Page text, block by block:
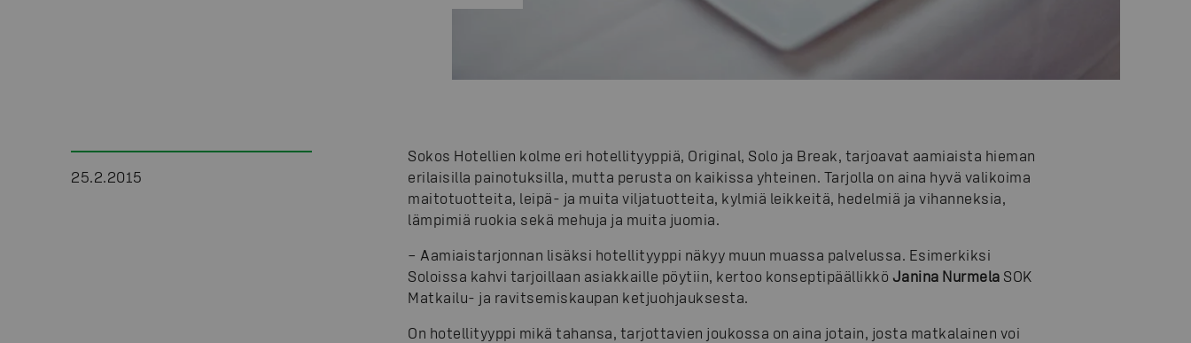
25.2.2015
Sokos Hotellien kolme eri hotellityyppiä, Original, Solo ja Break, tarjoavat aamiaista hieman
erilaisilla painotuksilla, mutta perusta on kaikissa yhteinen. Tarjolla on aina hyvä valikoima
maitotuotteita, leipä- ja muita viljatuotteita, kylmiä leikkeitä, hedelmiä ja vihanneksia,
lämpimiä ruokia sekä mehuja ja muita juomia.
– Aamiaistarjonnan lisäksi hotellityyppi näkyy muun muassa palvelussa. Esimerkiksi
Soloissa kahvi tarjoillaan asiakkaille pöytiin, kertoo konseptipäällikkö Janina Nurmela SOK
Matkailu- ja ravitsemiskaupan ketjuohjauksesta.
On hotellityyppi mikä tahansa, tarjottavien joukossa on aina jotain, josta matkalainen voi